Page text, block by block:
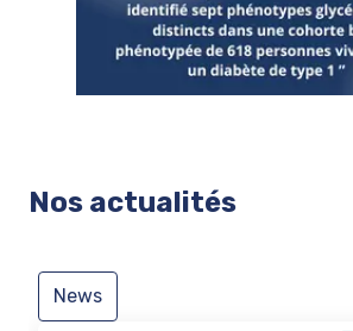
Nos actualités
News